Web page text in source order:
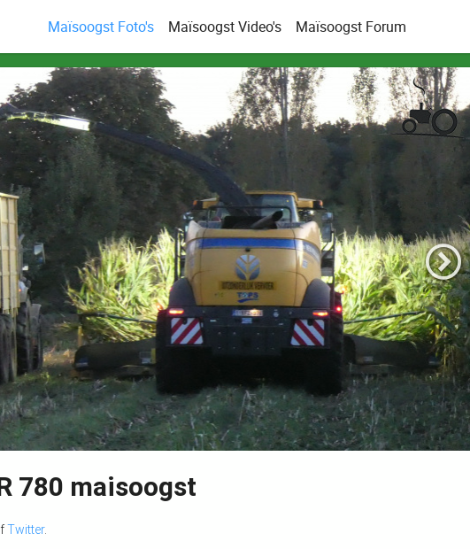
Maïsoogst Foto's Maïsoogst Video's Maïsoogst Forum
780 maisoogst
Twitter.